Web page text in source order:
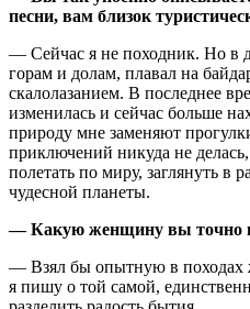
песни, вам близок
— Сейчас я не походник. Но в
горам и долам, плавал на
скалолазанием. В последнее
изменилась и сейчас больше
природу мне заменяют
приключений никуда не
полетать по миру, заглянуть в
чудесной планеты.
— Какую женщину вы точно
— Взял бы опытную в походах
я пишу о той самой,